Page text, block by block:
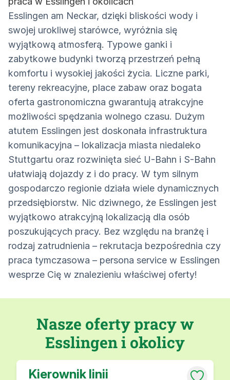
Esslingen am Neckar, dzięki bliskości wody i
swojej urokliwej starówce, wyróżnia się
wyjątkową atmosferą. Typowe ganki i
zabytkowe budynki tworzą przestrzeń pełną
komfortu i wysokiej jakości życia. Liczne parki,
tereny rekreacyjne, place zabaw oraz bogata
oferta gastronomiczna gwarantują atrakcyjne
możliwości spędzania wolnego czasu. Dużym
atutem Esslingen jest doskonała infrastruktura
komunikacyjna – lokalizacja miasta niedaleko
Stuttgartu oraz rozwinięta sieć U-Bahn i S-Bahn
ułatwiają dojazdy z i do pracy. W tym silnym
gospodarczo regionie działa wiele dynamicznych
przedsiębiorstw. Nic dziwnego, że Esslingen jest
wyjątkowo atrakcyjną lokalizacją dla osób
poszukujących pracy. Bez względu na branżę i
rodzaj zatrudnienia – rekrutacja bezpośrednia czy
praca tymczasowa – persona service w Esslingen
wesprze Cię w znalezieniu właściwej oferty!
Nasze oferty pracy w
Esslingen i okolicy
Kierownik linii